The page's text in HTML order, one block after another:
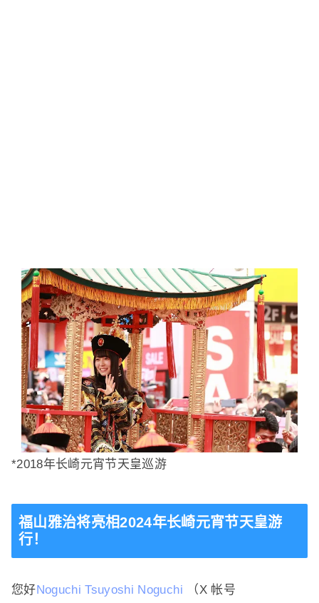
*2018年长崎元宵节天皇巡游
福山雅治将亮相2024年长崎元宵节天皇游
行！
您好Noguchi Tsuyoshi Noguchi （X 帐号